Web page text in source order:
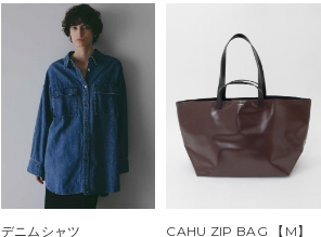
デニムシャツ CAHU ZIP BAG 【M】